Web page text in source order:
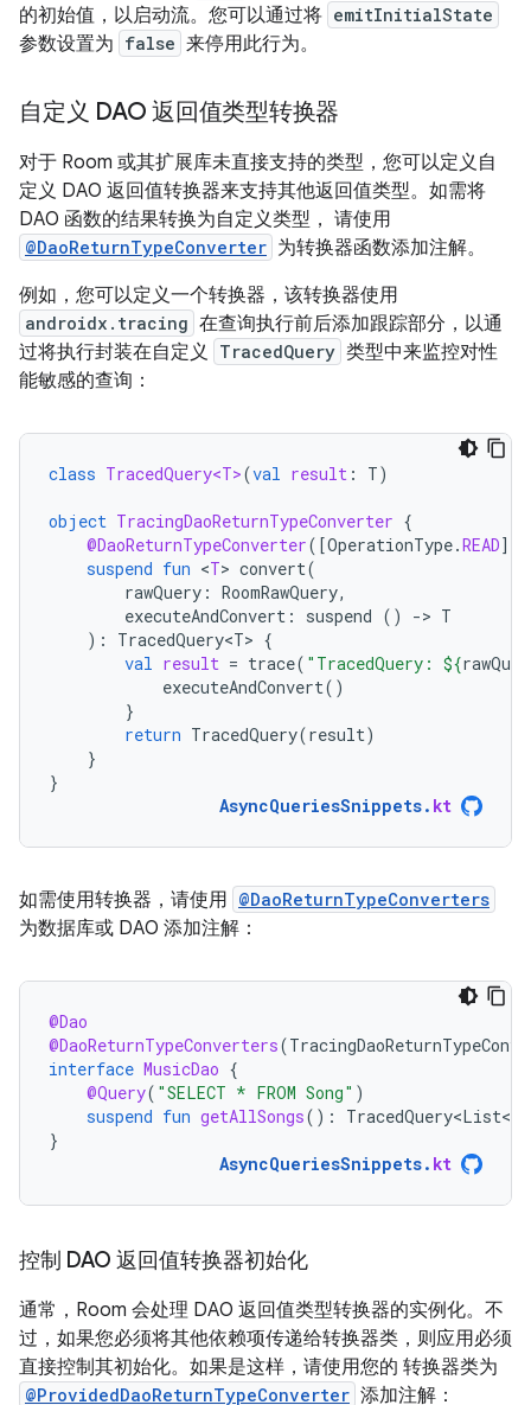
的初始值，以启动流。您可以通过将 emitInitialState
参数设置为 false 来停用此行为。
自定义 DAO 返回值类型转换器
对于 Room 或其扩展库未直接支持的类型，您可以定义自
定义 DAO 返回值转换器来支持其他返回值类型。如需将
DAO 函数的结果转换为自定义类型， 请使用
@DaoReturnTypeConverter 为转换器函数添加注解。
例如，您可以定义一个转换器，该转换器使用
androidx.tracing 在查询执行前后添加跟踪部分，以通
过将执行封装在自定义 TracedQuery 类型中来监控对性
能敏感的查询：
class TracedQuery<T>(val result : T)
object TracingDaoReturnTypeConverter {
@DaoReturnTypeConverter( [OperationType.READ]
suspend fun <T> convert(
rawQuery : RoomRawQuery,
executeAndConvert : suspend () -> T
):
TracedQuery<T> {
val result = trace( "TracedQuery: ${
executeAndConvert()
}
return TracedQuery(result)
}
}
AsyncQueriesSnippets. kt
如需使用转换器，请使用 @DaoReturnTypeConverters
为数据库或 DAO 添加注解：
@Dao
@DaoReturnTypeConverters(
interface MusicDao {
@Query( "SELECT * FROM Song" )
suspend fun getAllSongs():
}
AsyncQueriesSnippets. kt
控制 DAO 返回值转换器初始化
通常，Room 会处理 DAO 返回值类型转换器的实例化。不
过，如果您必须将其他依赖项传递给转换器类，则应用必须
直接控制其初始化。如果是这样，请使用您的 转换器类为
@ProvidedDaoReturnTypeConverter 添加注解：